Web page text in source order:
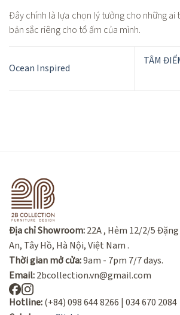
Đây chính là lựa chọn lý tưởng cho những ai
bản sắc riêng cho tổ ấm của mình.
Ocean Inspired
TÂM
Địa chỉ Showroom:22A , Hẻm 12/2/5
An, Tây Hồ, Hà Nội, Việt Nam .
Thời gian mở cửa:9am - 7pm 7/7 days.
Email:2bcollection.vn@gmail.com
Hotline:(+84) 098 644 8266 | 034 670 2084